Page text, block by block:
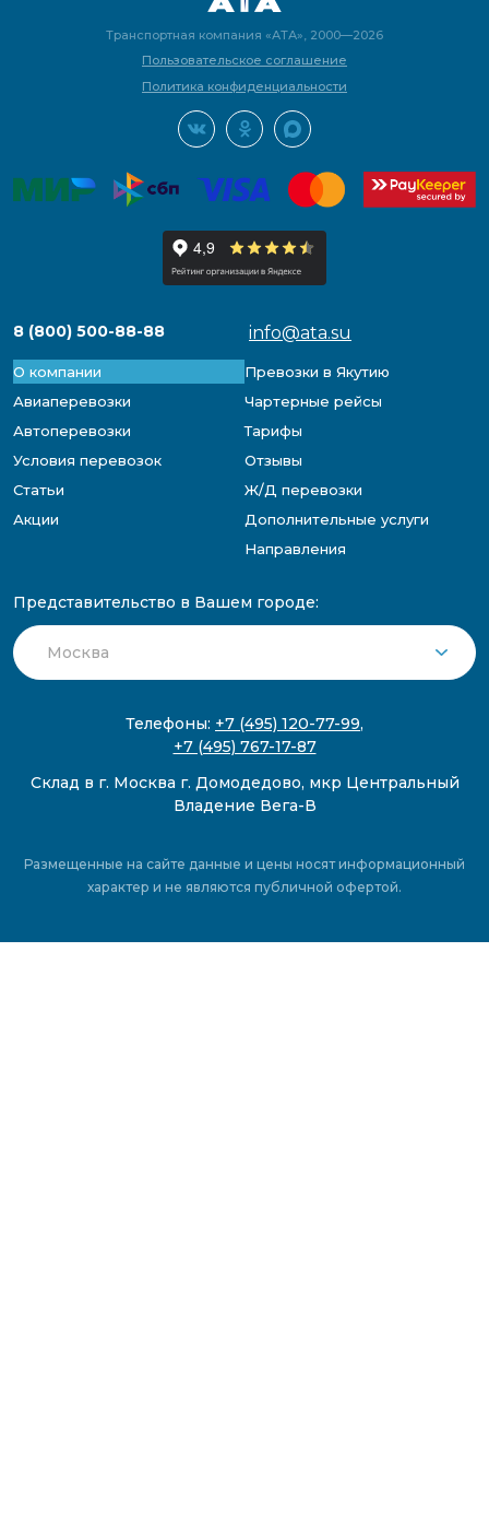
Транспортная компания «АТА», 2000—2026
Пользовательское соглашение
Политика конфиденциальности
8 (800) 500-88-88 info@ata.su
О компании
Превозки в Якутию
Авиаперевозки
Чартерные рейсы
Автоперевозки
Тарифы
Условия перевозок
Отзывы
Статьи
Ж/Д перевозки
Акции
Дополнительные услуги
Направления
Представительство в Вашем городе:
Телефоны: +7 (495) 120-77-99,
+7 (495) 767-17-87
Склад в г. Москва г. Домодедово, мкр Центральный
Владение Вега-В
Размещенные на сайте данные и цены носят информационный
характер и не являются публичной офертой.